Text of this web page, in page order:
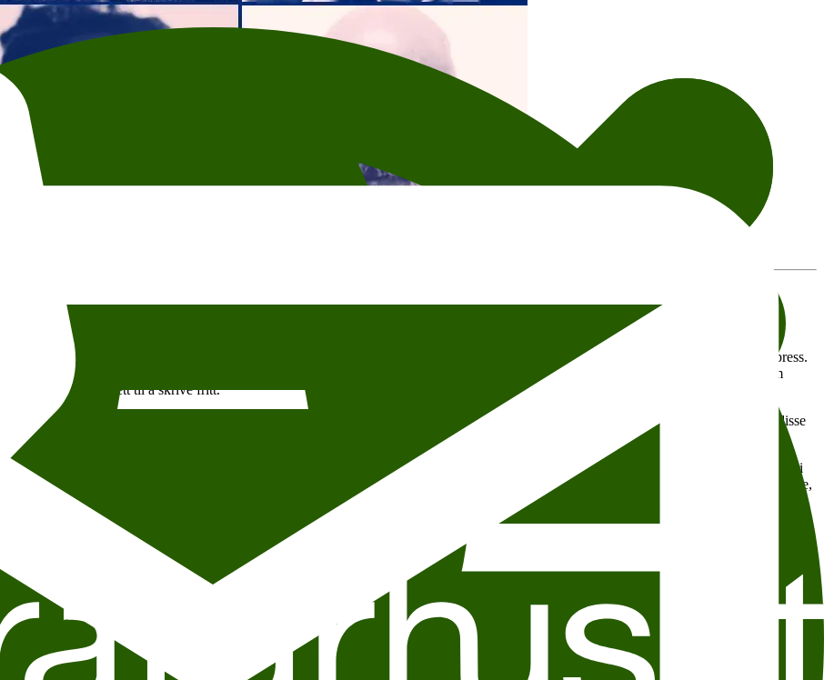
ser vi at forfattere angripes både fra myndigheter og grupperinger, strukturelt og med fysisk vold. Litteraturhuset ville løfte
brukt det internasjonale nettverket vårt til å få dyktige stemmer fra land som på ulikt vis møter disse barrierene til å reflektere over
Stiftelsen Litteraturhuset.
ulike sjangre, prosa, poesi og essayistikk, setter ord på hva ytringsfrihet betyr, og på hvilke måter den har vært og fremdeles er under press.
Maneo Mohale fra Tyrkia ogThorvald Steen
fra Norge. Flere av dem
og deres rett til å skrive fritt.
i radiodebatter og avisspalter, men hva tenker forfatterne selv? Hvilke perspektiver kan skjønnlitteraturen og sakprosaen gi oss på disse
og forbudt, og stått i kampen mot ytre pressgrupper eller myndigheter, ofte med store følger. Både Ahmet Altan og Fatemeh Ekhtesari
Tsilyk, har opplevd å få morsmålet sitt forsøkt hvisket ut av en større statsmakt. Andre har måttet ta opp kampen for andres frihet til å skrive,
forkjempere for den frie litteraturen verden over, sier Kaluza.
verdien av ytringsfrihet og hvordan den trues i dag, tilbyr Litteraturhuset disse nyskrevne skjønnlitterære verkene gratis og åpent tilgjengelig
De er hver og en blant de fremste stemmene i sine respektive språkområder, og unikt posisjonert til å kommentere ytringsfriheten og sine
Røkholtved Stiftelsen Litteraturhuset, som har vært redaktør for antologien.